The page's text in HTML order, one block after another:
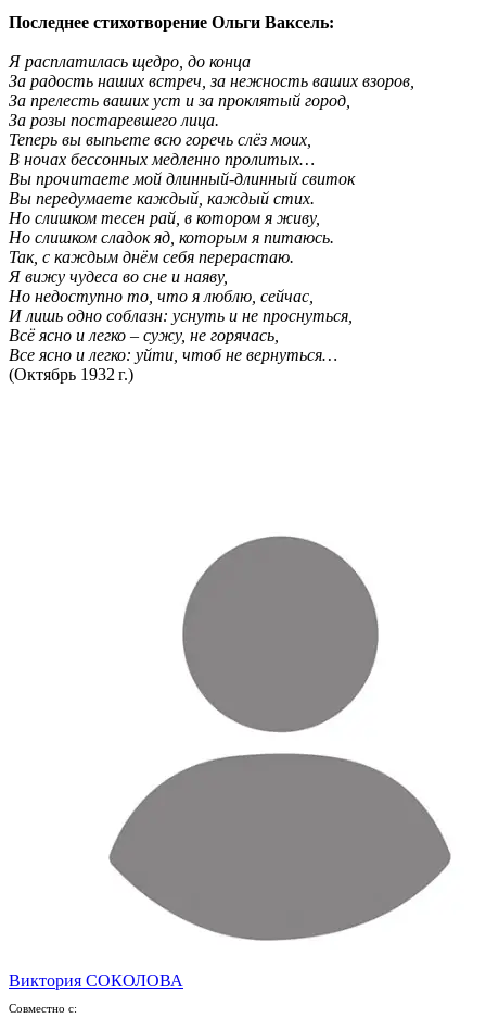
Последнее стихотворение Ольги Ваксель:
Я расплатилась щедро, до конца
За радость наших встреч, за нежность ваших взоров,
За прелесть ваших уст и за проклятый город,
За розы постаревшего лица.
Теперь вы выпьете всю горечь слёз моих,
В ночах бессонных медленно пролитых…
Вы прочитаете мой длинный-длинный свиток
Вы передумаете каждый, каждый стих.
Но слишком тесен рай, в котором я живу,
Но слишком сладок яд, которым я питаюсь.
Так, с каждым днём себя перерастаю.
Я вижу чудеса во сне и наяву,
Но недоступно то, что я люблю, сейчас,
И лишь одно соблазн: уснуть и не проснуться,
Всё ясно и легко – сужу, не горячась,
Все ясно и легко: уйти, чтоб не вернуться…
(Октябрь 1932 г.)
Виктория СОКОЛОВА
Совместно с: